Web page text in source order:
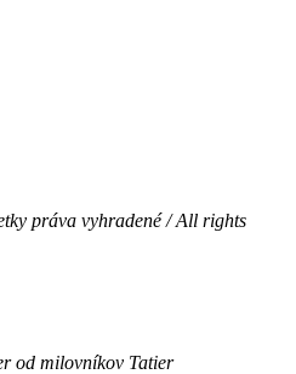
práva vyhradené / All rights
od milovníkov Tatier